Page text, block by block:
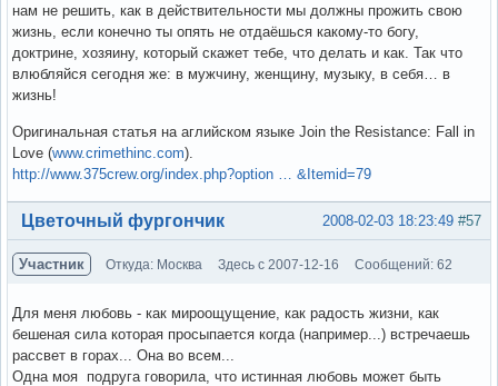
нам не решить, как в действительности мы должны прожить свою
жизнь, если конечно ты опять не отдаёшься какому-то богу,
доктрине, хозяину, который скажет тебе, что делать и как. Так что
влюбляйся сегодня же: в мужчину, женщину, музыку, в себя… в
жизнь!
Оригинальная статья на аглийском языке Join the Resistance: Fall in
Love (www.crimethinc.com).
http://www.375crew.org/index.php?option … &Itemid=79
Вне форума #57
2008-02-03 18:23:49
Цветочный фургончик
Участник Откуда: Москва Здесь с 2007-12-16 Сообщений: 62
Для меня любовь - как мироощущение, как радость жизни, как
бешеная сила которая просыпается когда (например...) встречаешь
рассвет в горах... Она во всем...
Одна моя подруга говорила, что истинная любовь может быть